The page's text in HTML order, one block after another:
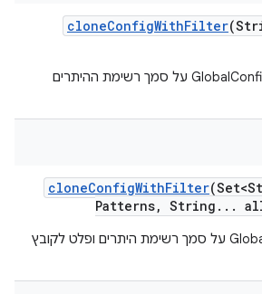
cloneConfigWithFilter
מסננים את GlobalConfiguration על סמך רשימת ההיתרים
cloneConfigWithFilter
Patterns, String . . .
סינון GlobalConfiguration על סמך רשימת היתרים ופלט לקובץ